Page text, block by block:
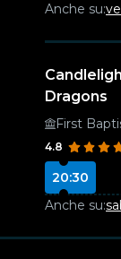
Anche su:
Dragons
First
4.8
20:30
Anche su: